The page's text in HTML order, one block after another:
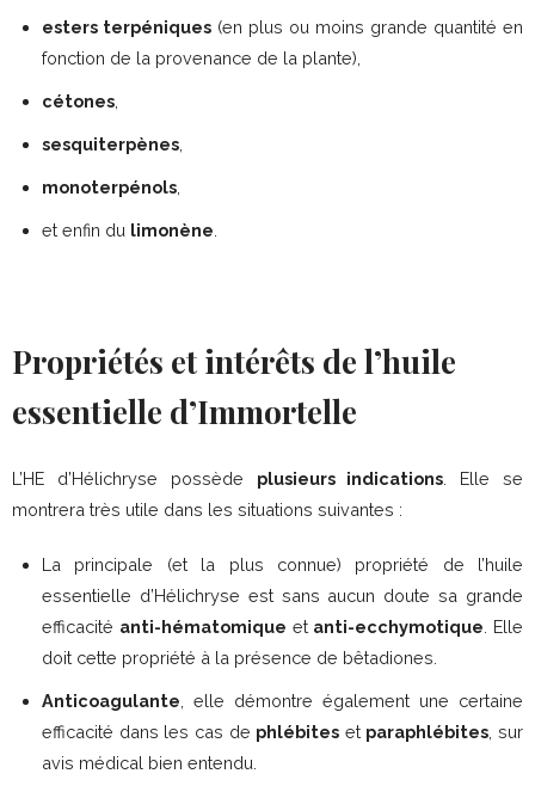
esters terpéniques (en plus ou moins grande quantité en
fonction de la provenance de la plante),
cétones,
sesquiterpènes,
monoterpénols,
et enfin du limonène.
Propriétés et intérêts de l’huile
essentielle d’Immortelle
L’HE d’Hélichryse possède plusieurs indications. Elle se
montrera très utile dans les situations suivantes :
La principale (et la plus connue) propriété de l’huile
essentielle d’Hélichryse est sans aucun doute sa grande
efficacité anti-hématomique et anti-ecchymotique. Elle
doit cette propriété à la présence de bêtadiones.
Anticoagulante, elle démontre également une certaine
efficacité dans les cas de phlébites et paraphlébites, sur
avis médical bien entendu.